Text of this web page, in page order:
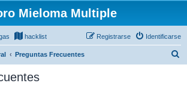
Mieloma Multiple
hacklist Identificarse
Registrarse
Preguntas Frecuentes